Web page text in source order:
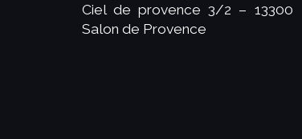
Ciel de provence 3/2 – 13300
Salon de Provence